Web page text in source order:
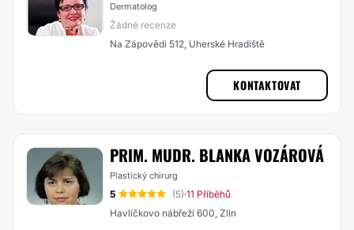
Dermatolog
Žádné recenze
Na Zápovědi 512, Uherské Hradiště
KONTAKTOVAT
PRIM. MUDR. BLANKA VOZÁROVÁ
Plastický chirurg
5 (5)·11 Příběhů
Havlíčkovo nábřeží 600, Zlín